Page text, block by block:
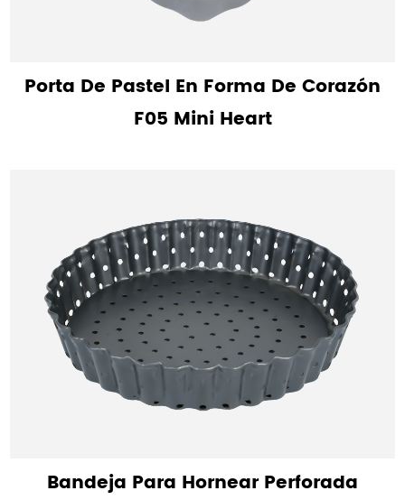
Porta De Pastel En Forma De Corazón
F05 Mini Heart
Bandeja Para Hornear Perforada